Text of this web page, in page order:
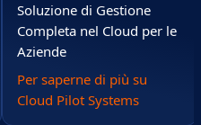
Soluzione di Gestione
Completa nel Cloud per le
Aziende
Per saperne di più su
Cloud Pilot Systems